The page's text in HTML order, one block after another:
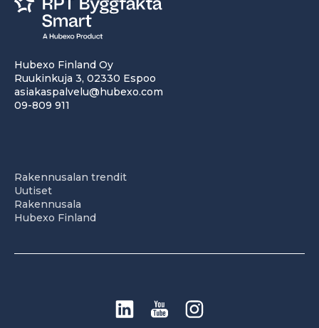
Hubexo Finland Oy
Ruukinkuja 3, 02330 Espoo
asiakaspalvelu@hubexo.com
09-809 911
Rakennusalan trendit
Uutiset
Rakennusala
Hubexo Finland